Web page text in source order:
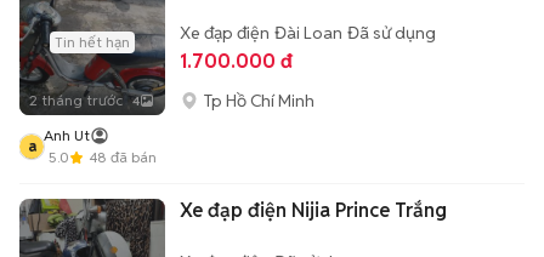
Tin hết hạn
2 tháng trước 4
Xe đạp điện Đài Loan Đã sử dụng
1.700.000 đ
Tp Hồ Chí Minh
a
Anh Ut
5.0
48 đã bán
Xe đạp điện Nijia Prince Trắng